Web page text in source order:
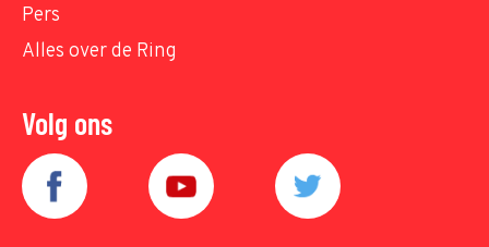
Pers
Alles over de Ring
Volg ons